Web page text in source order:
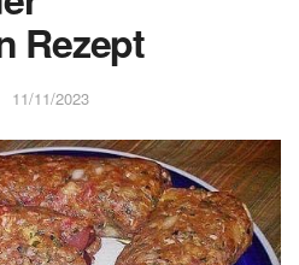
Rezept
11/11/2023